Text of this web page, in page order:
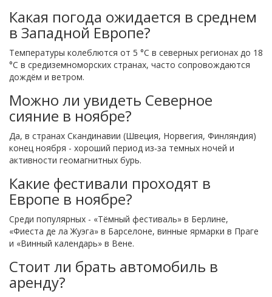
Какая погода ожидается в среднем
в Западной Европе?
Температуры колеблются от 5 °C в северных регионах до 18
°C в средиземноморских странах, часто сопровождаются
дождём и ветром.
Можно ли увидеть Северное
сияние в ноябре?
Да, в странах Скандинавии (Швеция, Норвегия, Финляндия)
конец ноября - хороший период из‑за темных ночей и
активности геомагнитных бурь.
Какие фестивали проходят в
Европе в ноябре?
Среди популярных - «Тёмный фестиваль» в Берлине,
«Фиеста де ла Жуэга» в Барселоне, винные ярмарки в Праге
и «Винный календарь» в Вене.
Стоит ли брать автомобиль в
аренду?